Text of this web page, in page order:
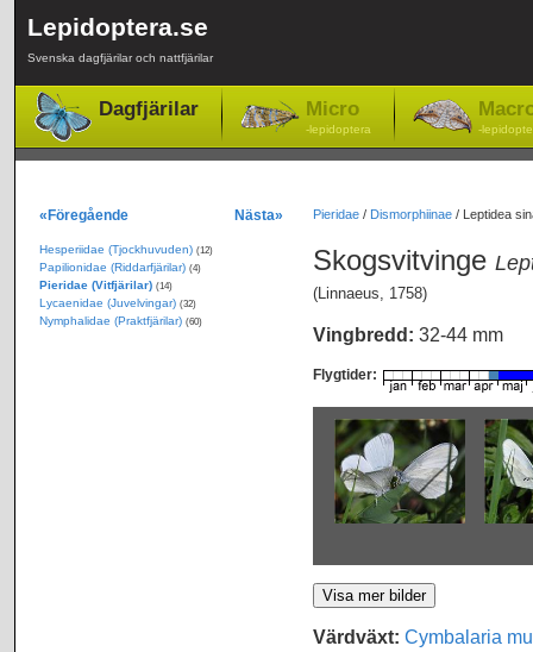
Lepidoptera.se
Svenska dagfjärilar och nattfjärilar
Dagfjärilar Micro
-lepidoptera -
Pieridae/ Dismorphiinae/ Leptidea
Skogsvitvinge
(Linnaeus, 1758)
Vingbredd: 32-44 mm
Flygtider:
Värdväxt: Cymbalaria
«Föregående Nästa»
Hesperiidae (Tjockhuvuden) (12)
Papilionidae (Riddarfjärilar) (4)
Pieridae (Vitfjärilar) (14)
Lycaenidae (Juvelvingar) (32)
Nymphalidae (Praktfjärilar) (60)